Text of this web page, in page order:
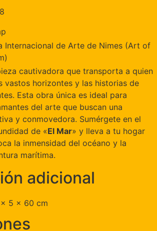
Internacional de Arte de Nimes (Art of
cautivadora que transporta a quien
vastos horizontes y las historias de
Esta obra única es ideal para
del arte que buscan una
y conmovedora. Sumérgete en el
de «El Mar» y lleva a tu hogar
la inmensidad del océano y la
marítima.
adicional
5 × 60 cm